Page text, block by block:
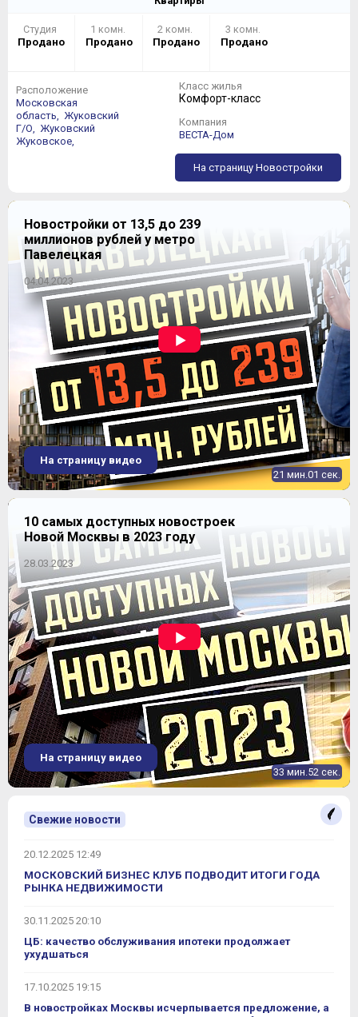
Студия
Продано
1 комн.
Продано
2 комн.
Продано
3 комн.
Продано
Расположение
Московская
область, Жуковский
Г/О, Жуковский
Жуковское,
Класс жилья
Комфорт-класс
Компания
ВЕСТА-Дом
На страницу Новостройки
Новостройки от 13,5 до 239
миллионов рублей у метро
Павелецкая
04.04.2023
21 мин.01 сек.
На страницу видео
10 самых доступных новостроек
Новой Москвы в 2023 году
28.03.2023
33 мин.52 сек.
На страницу видео
Свежие новости
20.12.2025 12:49
МОСКОВСКИЙ БИЗНЕС КЛУБ ПОДВОДИТ ИТОГИ ГОДА
РЫНКА НЕДВИЖИМОСТИ
30.11.2025 20:10
ЦБ: качество обслуживания ипотеки продолжает
ухудшаться
17.10.2025 19:15
В новостройках Москвы исчерпывается предложение, а